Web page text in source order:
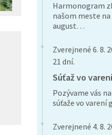
Harmonogram
našom meste na
august…
Zverejnené 6. 8.
21 dní.
Súťaž vo
Pozývame vás
súťaže vo varení
Zverejnené 4. 8.